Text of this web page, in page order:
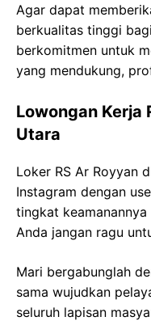
Agar dapat
berkualitas tinggi
berkomitmen untuk
yang mendukung,
Lowongan Kerja
Utara
Loker RS Ar Royyan
Instagram dengan
tingkat
Anda jangan ragu
Mari bergabunglah
sama wujudkan
seluruh lapisan